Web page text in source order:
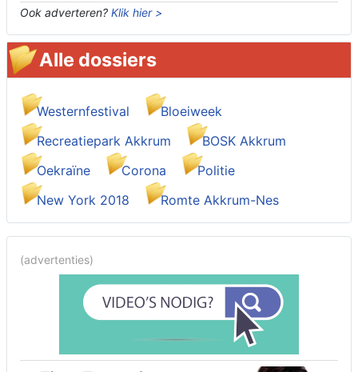
Ook adverteren? Klik hier >
Alle dossiers
Westernfestival
Bloeiweek
Recreatiepark Akkrum
BOSK Akkrum
Oekraïne
Corona
Politie
New York 2018
Romte Akkrum-Nes
(advertenties)